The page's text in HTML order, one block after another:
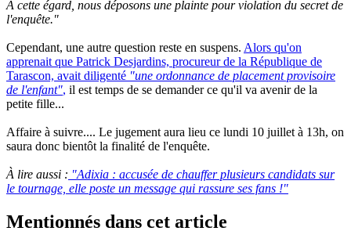
A cette égard, nous déposons une plainte pour violation du secret de
l'enquête."
Cependant, une autre question reste en suspens. Alors qu'on
apprenait que Patrick Desjardins, procu­reur de la Répu­blique de
Tarascon, avait diligenté "une ordonnance de placement provisoire
de l'enfant", il est temps de se demander ce qu'il va avenir de la
petite fille...
Affaire à suivre.... Le jugement aura lieu ce lundi 10 juillet à 13h, on
saura donc bientôt la finalité de l'enquête.
À lire aussi : "Adixia : accusée de chauffer plusieurs candidats sur
le tournage, elle poste un message qui rassure ses fans !"
Mentionnés dans cet article